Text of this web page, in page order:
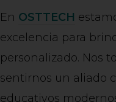
En OSTTECH
excelencia para
personalizado. Nos
sentirnos un aliado
educativos